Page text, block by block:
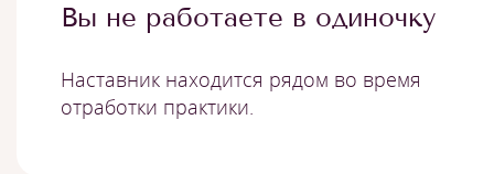
Вы не работаете в одиночку
Наставник находится рядом во время
отработки практики.